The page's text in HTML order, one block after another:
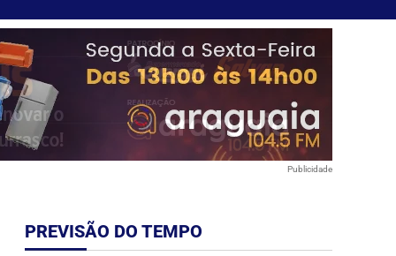
Publicidade
PREVISÃO DO TEMPO